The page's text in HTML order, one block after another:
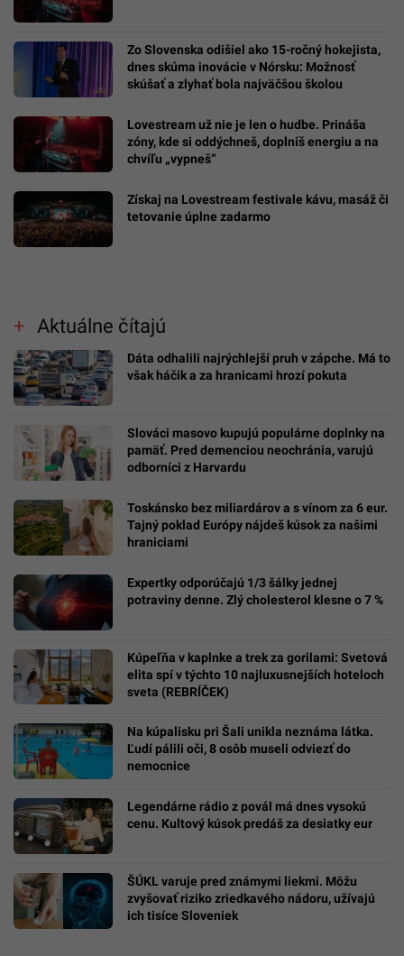
Zo Slovenska odišiel ako 15-ročný hokejista,
dnes skúma inovácie v Nórsku: Možnosť
skúšať a zlyhať bola najväčšou školou
Lovestream už nie je len o hudbe. Prináša
zóny, kde si oddýchneš, doplníš energiu a na
chvíľu „vypneš“
Získaj na Lovestream festivale kávu, masáž či
tetovanie úplne zadarmo
Aktuálne čítajú
Dáta odhalili najrýchlejší pruh v zápche. Má to
však háčik a za hranicami hrozí pokuta
Slováci masovo kupujú populárne doplnky na
pamäť. Pred demenciou neochránia, varujú
odborníci z Harvardu
Toskánsko bez miliardárov a s vínom za 6 eur.
Tajný poklad Európy nájdeš kúsok za našimi
hraniciami
Expertky odporúčajú 1/3 šálky jednej
potraviny denne. Zlý cholesterol klesne o 7 %
Kúpeľňa v kaplnke a trek za gorilami: Svetová
elita spí v týchto 10 najluxusnejších hoteloch
sveta (REBRÍČEK)
Na kúpalisku pri Šali unikla neznáma látka.
Ľudí pálili oči, 8 osôb museli odviezť do
nemocnice
Legendárne rádio z povál má dnes vysokú
cenu. Kultový kúsok predáš za desiatky eur
ŠÚKL varuje pred známymi liekmi. Môžu
zvyšovať riziko zriedkavého nádoru, užívajú
ich tisíce Sloveniek